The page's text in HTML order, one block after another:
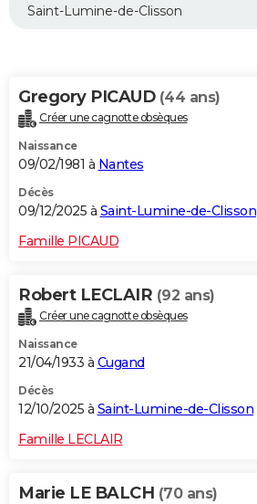
Guides de France
Escapades
Patrimoine
Expositions
Musées
Week-end nature
LIFESTYLE
Alimentation
Guide de la santé
Maladies
Médicaments
Sommeil
VOYAGE
Destinations
City break
Voyage nature
Voyage de noces
Forum
Climat
+PHOTO
GUIDES D'ACHAT
BONS PLANS
CARTE DE VOEUX
Dictionnaire
Biographies
Citations
Expressions
Proverbes
PROGRAMME TV
COPAINS D'AVANT
S'inscrire
Se connecter
Lycées
Collèges
Primaires
Universités
Entreprises
Service militaire
Avis de recherche
AVIS DE DÉCÈS
Gregory PICAUD (44 ans)
Créer une cagnotte obsèques
Naissance
09/02/1981 à Nantes
Décès
09/12/2025 à Saint-Lumine-de-Clisson
Famille PICAUD
Robert LECLAIR (92 ans)
Créer une cagnotte obsèques
Naissance
21/04/1933 à Cugand
Décès
12/10/2025 à Saint-Lumine-de-Clisson
Famille LECLAIR
Marie LE BALCH (70 ans)